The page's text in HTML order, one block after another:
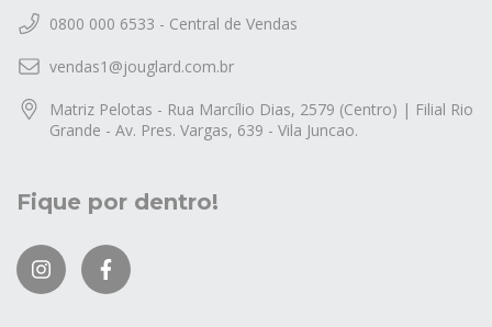
0800 000 6533 - Central de Vendas
vendas1@jouglard.com.br
Matriz Pelotas - Rua Marcílio Dias, 2579 (Centro) | Filial Rio
Grande - Av. Pres. Vargas, 639 - Vila Juncao.
Fique por dentro!